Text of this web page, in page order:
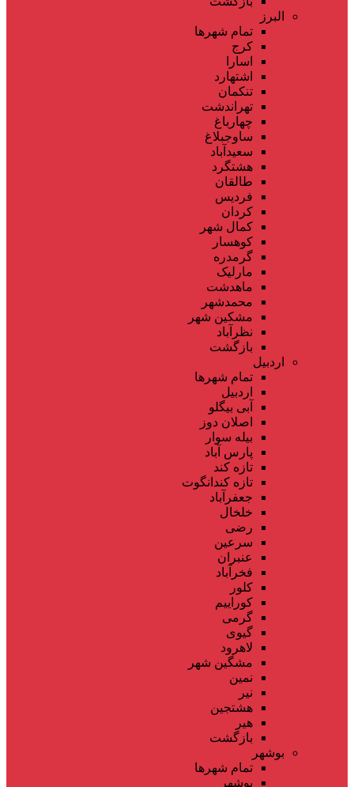
البرز
تمام شهر‌ها
کرج
اسارا
اشتهارد
تنکمان
تهراندشت
چهارباغ
ساوجبلاغ
سعیدآباد
هشتگرد
طالقان
فردیس
کردان
کمال شهر
کوهسار
گرمدره
مارلیک
ماهدشت
محمدشهر
مشکین شهر
نظرآباد
بازگشت
اردبیل
تمام شهر‌ها
اردبیل
آبی بیگلو
اصلان دوز
بیله سوار
پارس آباد
تازه کند
تازه کندانگوت
جعفرآباد
خلخال
رضی
سرعین
عنبران
فخرآباد
کلور
کوراییم
گرمی
گیوی
لاهرود
مشگین شهر
نمین
نیر
هشتجین
هیر
بازگشت
بوشهر
تمام شهر‌ها
بوشهر